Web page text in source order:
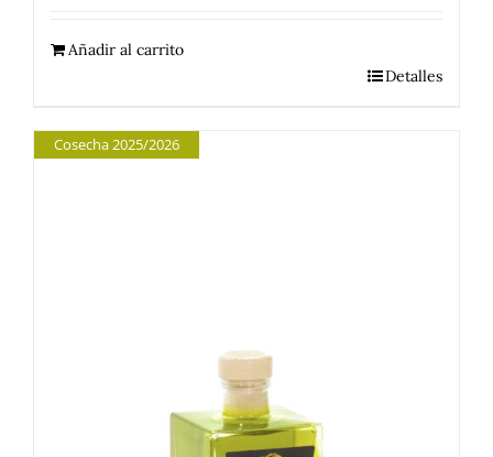
Añadir al carrito
Detalles
Cosecha 2025/2026